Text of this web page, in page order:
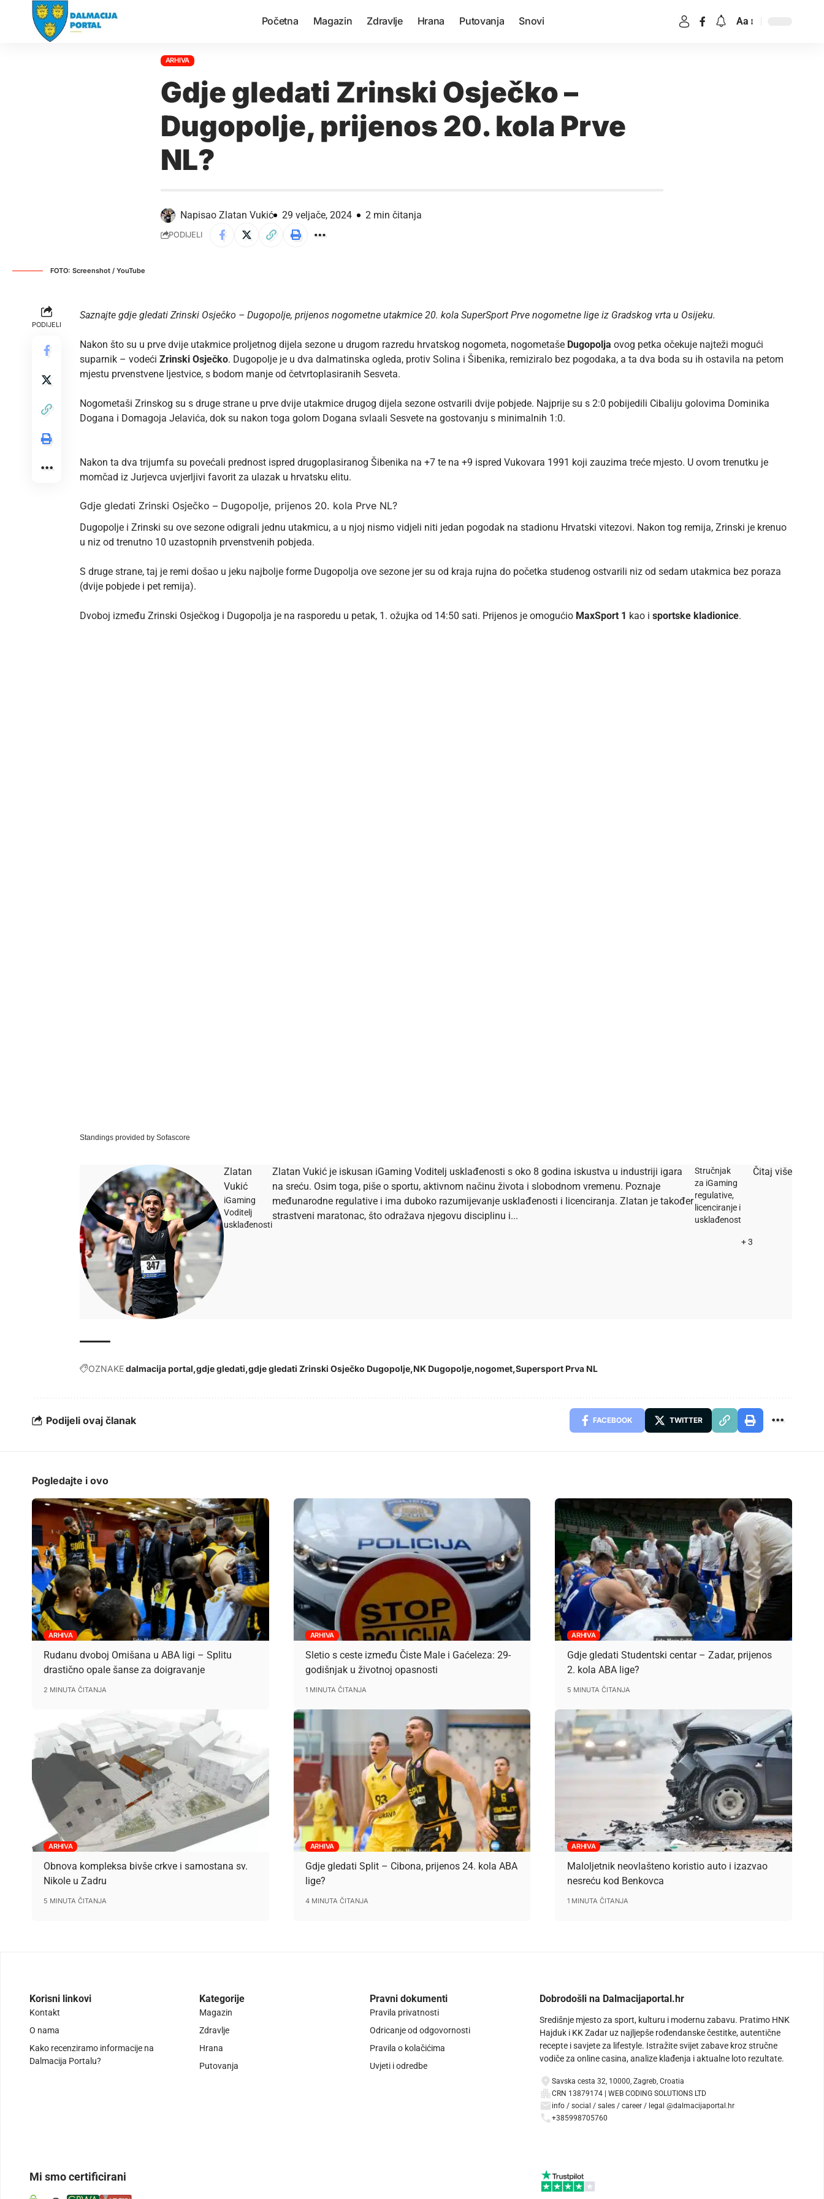
Početna Magazin Zdravlje Hrana Putovanja Snovi Aa
ARHIVA
Gdje gledati Zrinski Osječko –
Dugopolje, prijenos 20. kola Prve
NL?
Napisao Zlatan Vukić 29 veljače, 2024 2 min čitanja
PODIJELI
FOTO: Screenshot / YouTube
PODIJELI
Saznajte gdje gledati Zrinski Osječko – Dugopolje, prijenos nogometne utakmice 20. kola SuperSport Prve nogometne lige iz Gradskog vrta u Osijeku.
Nakon što su u prve dvije utakmice proljetnog dijela sezone u drugom razredu hrvatskog nogometa, nogometaše Dugopolja ovog petka očekuje najteži mogući
suparnik – vodeći Zrinski Osječko. Dugopolje je u dva dalmatinska ogleda, protiv Solina i Šibenika, remiziralo bez pogodaka, a ta dva boda su ih ostavila na petom
mjestu prvenstvene ljestvice, s bodom manje od četvrtoplasiranih Sesveta.
Nogometaši Zrinskog su s druge strane u prve dvije utakmice drugog dijela sezone ostvarili dvije pobjede. Najprije su s 2:0 pobijedili Cibaliju golovima Dominika
Dogana i Domagoja Jelavića, dok su nakon toga golom Dogana svlaali Sesvete na gostovanju s minimalnih 1:0.
Nakon ta dva trijumfa su povećali prednost ispred drugoplasiranog Šibenika na +7 te na +9 ispred Vukovara 1991 koji zauzima treće mjesto. U ovom trenutku je
momčad iz Jurjevca uvjerljivi favorit za ulazak u hrvatsku elitu.
Gdje gledati Zrinski Osječko – Dugopolje, prijenos 20. kola Prve NL?
Dugopolje i Zrinski su ove sezone odigrali jednu utakmicu, a u njoj nismo vidjeli niti jedan pogodak na stadionu Hrvatski vitezovi. Nakon tog remija, Zrinski je krenuo
u niz od trenutno 10 uzastopnih prvenstvenih pobjeda.
S druge strane, taj je remi došao u jeku najbolje forme Dugopolja ove sezone jer su od kraja rujna do početka studenog ostvarili niz od sedam utakmica bez poraza
(dvije pobjede i pet remija).
Dvoboj između Zrinski Osječkog i Dugopolja je na rasporedu u petak, 1. ožujka od 14:50 sati. Prijenos je omogućio MaxSport 1 kao i sportske kladionice.
Standings provided by Sofascore
Zlatan
Vukić
iGaming
Voditelj
usklađenosti
Zlatan Vukić je iskusan iGaming Voditelj usklađenosti s oko 8 godina iskustva u industriji igara
na sreću. Osim toga, piše o sportu, aktivnom načinu života i slobodnom vremenu. Poznaje
međunarodne regulative i ima duboko razumijevanje usklađenosti i licenciranja. Zlatan je također
strastveni maratonac, što odražava njegovu disciplinu i...
Stručnjak
za iGaming
regulative,
licenciranje i
usklađenost
+ 3
Čitaj više
OZNAKEdalmacija portal gdje gledati gdje gledati Zrinski Osječko Dugopolje NK Dugopolje nogomet Supersport Prva NL
Podijeli ovaj članak FACEBOOK TWITTER
Pogledajte i ovo
ARHIVA
Rudanu dvoboj Omišana u ABA ligi – Splitu
drastično opale šanse za doigravanje
2 MINUTA ČITANJA
ARHIVA
Sletio s ceste između Čiste Male i Gaćeleza: 29-
godišnjak u životnoj opasnosti
1 MINUTA ČITANJA
ARHIVA
Gdje gledati Studentski centar – Zadar, prijenos
2. kola ABA lige?
5 MINUTA ČITANJA
ARHIVA
Obnova kompleksa bivše crkve i samostana sv.
Nikole u Zadru
5 MINUTA ČITANJA
ARHIVA
Gdje gledati Split – Cibona, prijenos 24. kola ABA
lige?
4 MINUTA ČITANJA
ARHIVA
Maloljetnik neovlašteno koristio auto i izazvao
nesreću kod Benkovca
1 MINUTA ČITANJA
Korisni linkovi
Kontakt
O nama
Kako recenziramo informacije na
Dalmacija Portalu?
Kategorije
Magazin
Zdravlje
Hrana
Putovanja
Pravni dokumenti
Pravila privatnosti
Odricanje od odgovornosti
Pravila o kolačićima
Uvjeti i odredbe
Dobrodošli na Dalmacijaportal.hr
Središnje mjesto za sport, kulturu i modernu zabavu. Pratimo HNK
Hajduk i KK Zadar uz najljepše rođendanske čestitke, autentične
recepte i savjete za lifestyle. Istražite svijet zabave kroz stručne
vodiče za online casina, analize klađenja i aktualne loto rezultate.
Savska cesta 32, 10000, Zagreb, Croatia
CRN 13879174 | WEB CODING SOLUTIONS LTD
info / social / sales / career / legal @dalmacijaportal.hr
+385998705760
Mi smo certificirani